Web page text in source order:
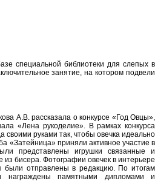
специальной библиотеки для слепых в
занятие, на котором подвели
А.В. рассказала о конкурсе «Год Овцы»,
«Лена рукоделие». В рамках конкурса
своими руками так, чтобы овечка идеально
«Затейница» приняли активное участие в
представлены игрушки связанные и
бисера. Фотографии овечек в интерьере
были отправлены в редакцию. По итогам
награждены памятными дипломами и